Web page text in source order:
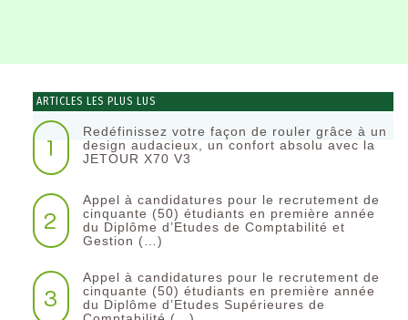
ARTICLES LES PLUS LUS
1
Redéfinissez votre façon de rouler grâce à un
design audacieux, un confort absolu avec la
JETOUR X70 V3
2
Appel à candidatures pour le recrutement de
cinquante (50) étudiants en première année
du Diplôme d’Etudes de Comptabilité et
Gestion (…)
3
Appel à candidatures pour le recrutement de
cinquante (50) étudiants en première année
du Diplôme d’Etudes Supérieures de